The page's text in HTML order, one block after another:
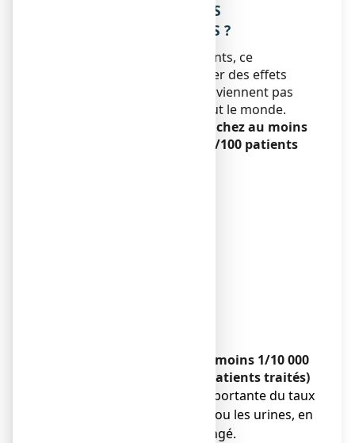
4. QUELS SONT LES EFFETS
INDESIRABLES EVENTUELS ?
Comme tous les médicaments, ce
médicament peut provoquer des effets
indésirables, mais ils ne surviennent pas
systématiquement chez tout le monde.
Peu fréquents (survenant chez au moins
1/1 000 et chez moins de 1/100 patients
Rares (survenant chez au moins 1/10 000
et chez moins de 1/1 000 patients traités)
● augmentation trop importante du taux
de calcium dans le sang ou les urines, en
cas de traitement prolongé.